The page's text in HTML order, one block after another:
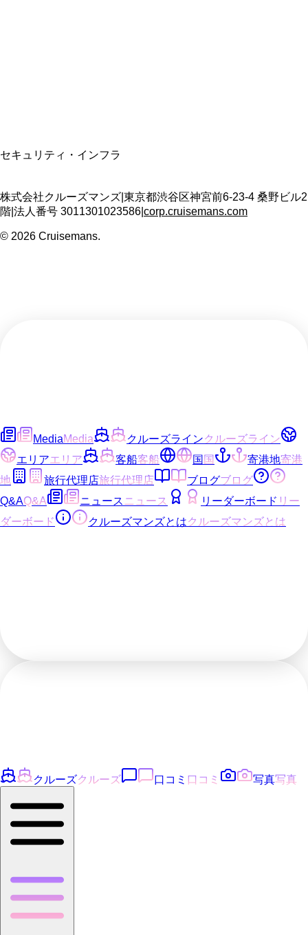
セキュリティ・インフラ
株式会社クルーズマンズ 東京都渋谷区神宮前6-23-4 桑野ビル2
階 法人番号 3011301023586 corp.cruisemans.com
© 2026 Cruisemans.
MediaMedia クルーズラインクルーズライン
エリアエリア 客船客船 国国 寄港地寄港
地
旅行代理店旅行代理店 ブログブログ
Q&AQ&A ニュース ニュース リーダーボード リー
ダーボード
クルーズマンズとはクルーズマンズとは
クルーズクルーズ 口コミ 口コミ 写真写真